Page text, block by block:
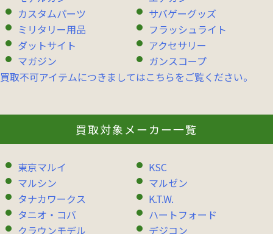
カスタムパーツ
サバゲーグッズ
ミリタリー用品
フラッシュライト
ダットサイト
アクセサリー
マガジン
ガンスコープ
買取不可アイテムにつきましてはこちらをご覧ください。
買取対象メーカー一覧
東京マルイ
KSC
マルシン
マルゼン
タナカワークス
K.T.W.
タニオ・コバ
ハートフォード
クラウンモデル
デジコン